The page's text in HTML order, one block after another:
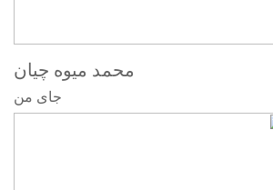
محمد میوه چیان
جای من